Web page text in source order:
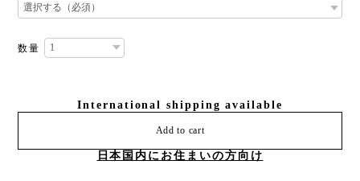
数量
International shipping available
Add to cart
日本国内にお住まいの方向け